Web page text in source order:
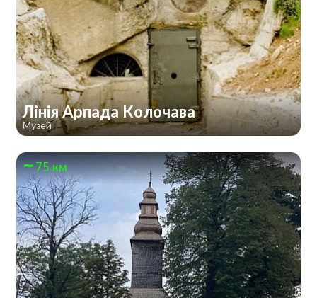
Лінія Арпада Колочава
Музей
75 км